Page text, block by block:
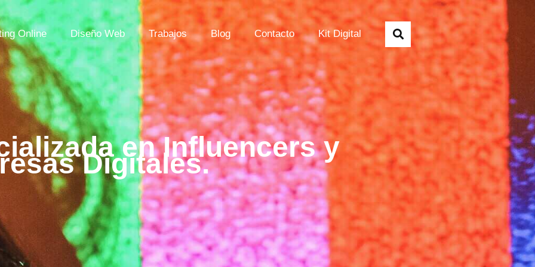
Online Diseño Web Trabajos Blog Contacto Kit Digital
en Influencers y
Digitales.